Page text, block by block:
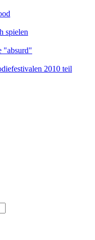
spielen
"absurd"
2010 teil